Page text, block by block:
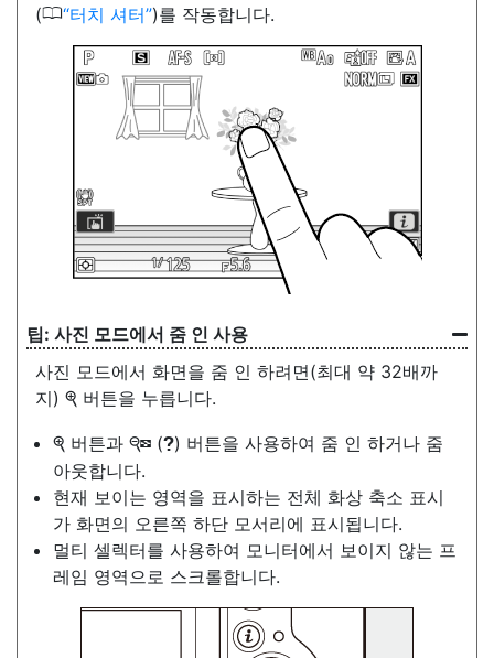
(0 터치 셔터 )를 작동합니다.
사진 모드에서 줌 인 사용
사진 모드에서 화면을 줌 인 하려면(최대 약 32배까
지) X 버튼을 누릅니다.
X 버튼과 W (Q) 버튼을 사용하여 줌 인 하거나 줌
아웃합니다.
현재 보이는 영역을 표시하는 전체 화상 축소 표시
가 화면의 오른쪽 하단 모서리에 표시됩니다.
멀티 셀렉터를 사용하여 모니터에서 보이지 않는 프
레임 영역으로 스크롤합니다.